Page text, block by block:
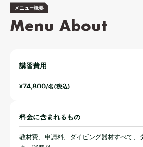
メニュー概要
Menu About
講習費用
¥74,800/名(税込)
料金に含まれるもの
教材費、申請料、ダイビング器材すべて、